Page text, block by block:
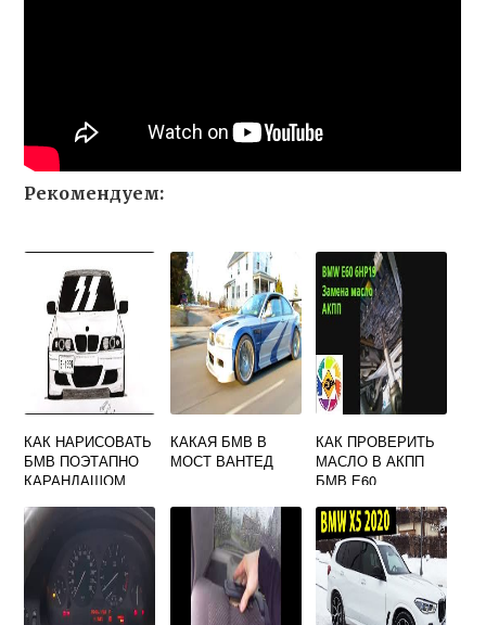
Рекомендуем:
КАК НАРИСОВАТЬ
БМВ ПОЭТАПНО
КАРАНДАШОМ
НАЧИНАЮЩИХ
КАКАЯ БМВ В
МОСТ ВАНТЕД
КАК ПРОВЕРИТЬ
МАСЛО В АКПП
БМВ Е60